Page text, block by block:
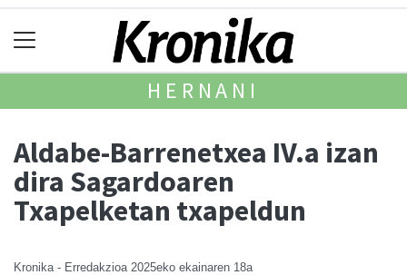
HERNANI
Aldabe-Barrenetxea IV.a izan
dira Sagardoaren
Txapelketan txapeldun
Kronika - Erredakzioa 2025eko ekainaren 18a